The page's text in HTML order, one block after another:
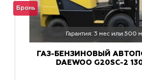
Бронь
Гарантия: 3 мес или 500
ГАЗ-БЕНЗИНОВЫЙ
DAEWOO G20SС-2